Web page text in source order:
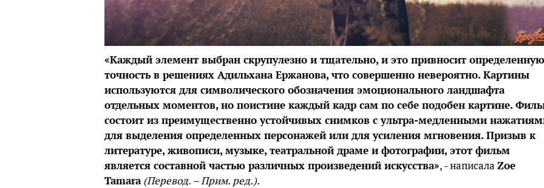
«Каждый элемент выбран скрупулезно и тщательно, и это привносит определенную
точность в решениях Адильхана Ержанова, что совершенно невероятно. Картины
используются для символического обозначения эмоционального ландшафта
отдельных моментов, но поистине каждый кадр сам по себе подобен картине.
состоит из преимущественно устойчивых снимков с ультра-медленными
для выделения определенных персонажей или для усиления мгновения. Призыв к
литературе, живописи, музыке, театральной драме и фотографии, этот фильм
является составной частью различных произведений искусства», - написала Zoe
Tamara (Перевод. – Прим. ред.).